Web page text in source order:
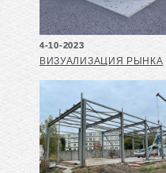
4-10-2023
ВИЗУАЛИЗАЦИЯ РЫНКА